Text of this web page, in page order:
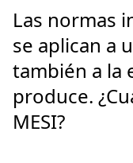
Las normas
se aplican a
también a la
produce.
MESI?